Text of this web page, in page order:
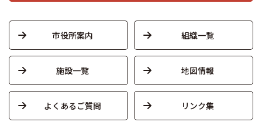
市役所案内 組織一覧
施設一覧 地図情報
よくあるご質問 リンク集